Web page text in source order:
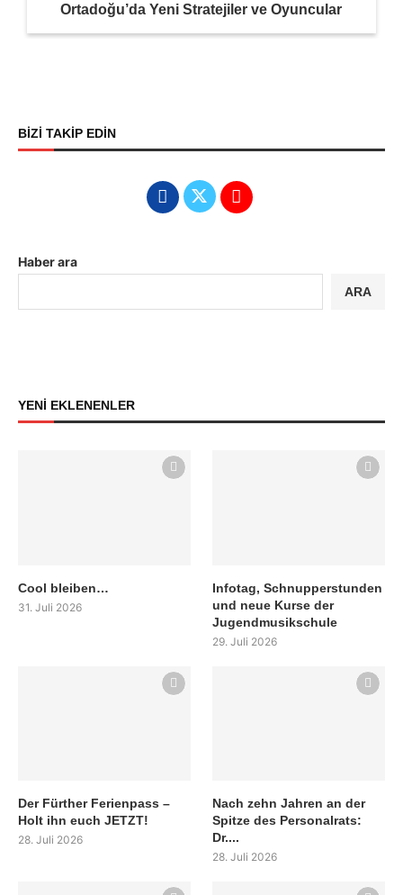
Ortadoğu’da Yeni Stratejiler ve Oyuncular
BİZİ TAKİP EDİN
Haber ara
ARA
YENİ EKLENENLER
Cool bleiben…
31. Juli 2026
Infotag, Schnupperstunden
und neue Kurse der
Jugendmusikschule
29. Juli 2026
Der Fürther Ferienpass –
Holt ihn euch JETZT!
28. Juli 2026
Nach zehn Jahren an der
Spitze des Personalrats:
Dr....
28. Juli 2026